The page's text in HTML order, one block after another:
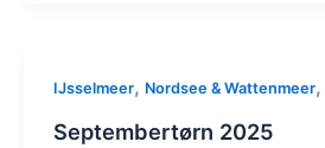
IJsselmeer, Nordsee & Wattenmeer,
Septembertørn 2025